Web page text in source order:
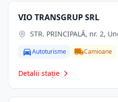
VIO TRANSGRUP SRL
STR. PRINCIPALĂ, nr. 2,
Autoturisme Camioane
Detalii stație